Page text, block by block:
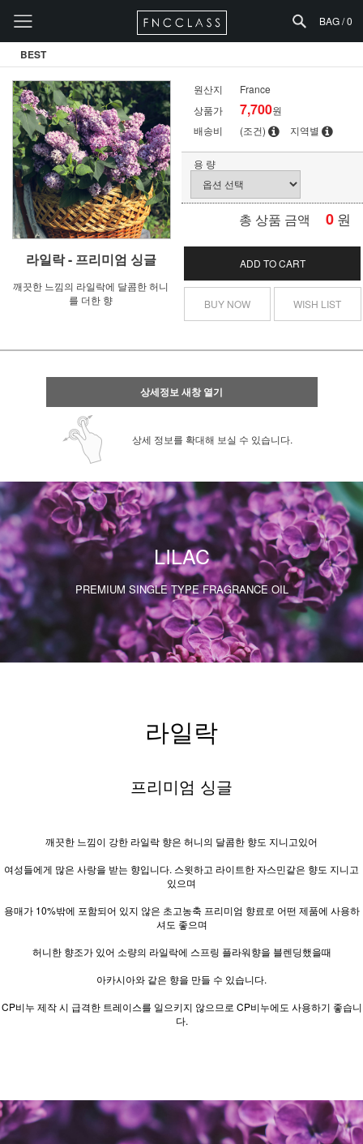
BAG /0
BEST
라일락 - 프리미엄 싱글
깨끗한 느낌의 라일락에 달콤한 허니
를 더한 향
원산지
France
상품가
7,700원
배송비
(조건) 지역별
용 량
총 상품 금액 0 원
ADD TO CART
BUY NOW WISH LIST
상세정보 새창 열기
상세 정보를 확대해 보실 수 있습니다.
LILAC
PREMIUM SINGLE TYPE FRAGRANCE OIL
라일락
프리미엄 싱글
깨끗한 느낌이 강한 라일락 향은 허니의 달콤한 향도 지니고있어
여성들에게 많은 사랑을 받는 향입니다. 스윗하고 라이트한 자스민같은 향도 지니고
있으며
용매가 10%밖에 포함되어 있지 않은 초고농축 프리미엄 향료로 어떤 제품에 사용하
셔도 좋으며
허니한 향조가 있어 소량의 라일락에 스프링 플라워향을 블렌딩했을때
아카시아와 같은 향을 만들 수 있습니다.
CP비누 제작 시 급격한 트레이스를 일으키지 않으므로 CP비누에도 사용하기 좋습니
다.